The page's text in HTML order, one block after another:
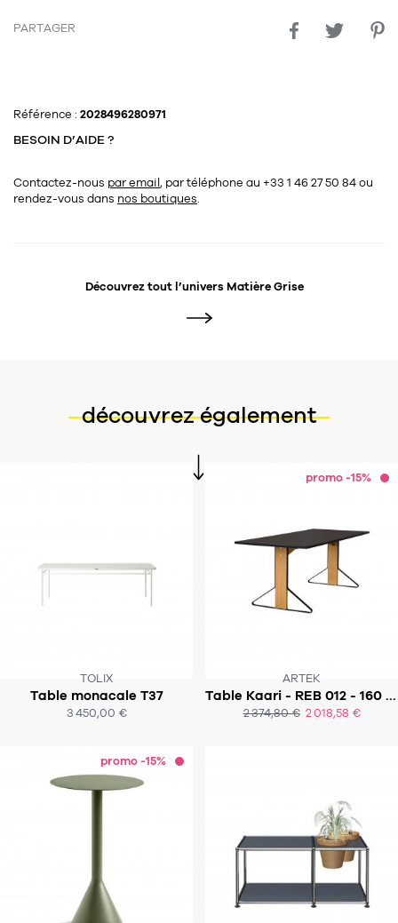
PARTAGER
Référence : 2028496280971
BESOIN D’AIDE ?
Contactez-nous par email, par téléphone au +33 1 46 27 50 84ou
rendez-vous dans nos boutiques.
Découvrez tout l’univers Matière Grise
découvrez également
TOLIX
Table monacale T37
3 450,00 €
SOUS 6 SEMAINES
ACHAT EXPRESS
promo -15%
ARTEK
Table Kaari - REB 012 - 160 x 80 cm
2 374,80 € 2 018,58 €
6 À 8 SEMAINES
ACHAT EXPRESS
promo -15%